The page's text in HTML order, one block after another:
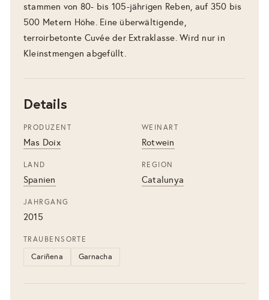
stammen von 80- bis 105-jährigen Reben, auf 350 bis
500 Metern Höhe. Eine überwältigende,
terroirbetonte Cuvée der Extraklasse. Wird nur in
Kleinstmengen abgefüllt.
Details
PRODUZENT
Mas Doix
WEINART
Rotwein
LAND
Spanien
REGION
Catalunya
JAHRGANG
2015
TRAUBENSORTE
Cariñena Garnacha